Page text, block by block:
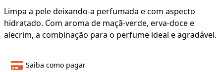
Limpa a pele deixando-a perfumada e com aspecto
hidratado. Com aroma de maçã-verde, erva-doce e
alecrim, a combinação para o perfume ideal e agradável.
Saiba como pagar